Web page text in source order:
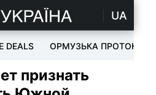
UA
DEALS ОРМУЗЬКА ПРОТОКА
признать